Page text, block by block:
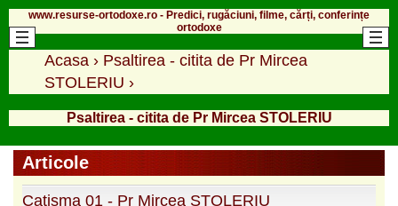
www.resurse-ortodoxe.ro - Predici, rugăciuni, filme, cărți, conferințe
ortodoxe
Acasa › Psaltirea - citita de Pr Mircea
STOLERIU ›
Psaltirea - citita de Pr Mircea STOLERIU
Articole
Catisma 01 - Pr Mircea STOLERIU